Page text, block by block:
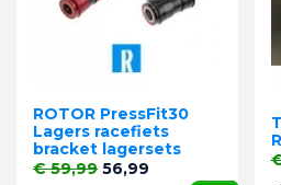
ROTOR PressFit30
Lagers racefiets
bracket lagersets
Normale prijs
€ 59,99 Prijs
56,99